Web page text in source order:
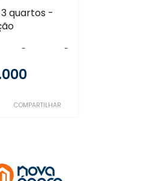
quartos -
- -
COMPARTILHAR